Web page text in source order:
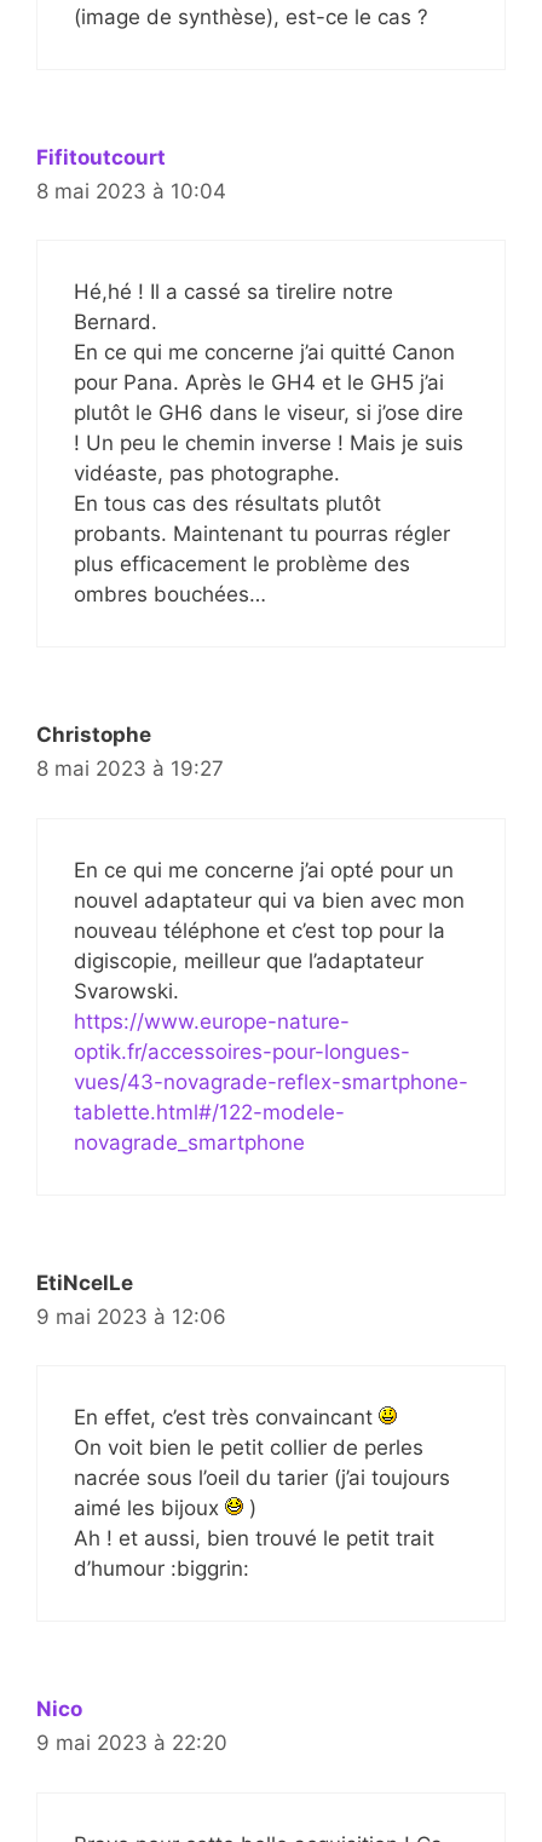
(image de synthèse), est-ce le cas ?
Fifitoutcourt
8 mai 2023 à 10:04
Hé,hé ! Il a cassé sa tirelire notre
Bernard.
En ce qui me concerne j’ai quitté Canon
pour Pana. Après le GH4 et le GH5 j’ai
plutôt le GH6 dans le viseur, si j’ose dire
! Un peu le chemin inverse ! Mais je suis
vidéaste, pas photographe.
En tous cas des résultats plutôt
probants. Maintenant tu pourras régler
plus efficacement le problème des
ombres bouchées…
Christophe
8 mai 2023 à 19:27
En ce qui me concerne j’ai opté pour un
nouvel adaptateur qui va bien avec mon
nouveau téléphone et c’est top pour la
digiscopie, meilleur que l’adaptateur
Svarowski.
https://www.europe-nature-
optik.fr/accessoires-pour-longues-
vues/43-novagrade-reflex-smartphone-
tablette.html#/122-modele-
novagrade_smartphone
EtiNcelLe
9 mai 2023 à 12:06
En effet, c’est très convaincant
On voit bien le petit collier de perles
nacrée sous l’oeil du tarier (j’ai toujours
aimé les bijoux
)
Ah ! et aussi, bien trouvé le petit trait
d’humour :biggrin:
Nico
9 mai 2023 à 22:20